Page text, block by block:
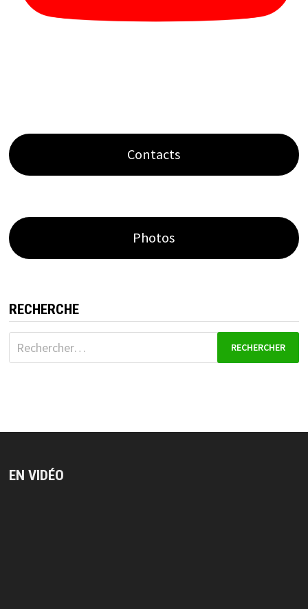
Contacts
Photos
RECHERCHE
Rechercher :
EN VIDÉO